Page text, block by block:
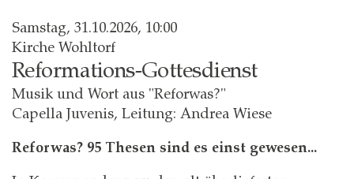
Samstag, 31.10.2026, 10:00
Kirche Wohltorf
Reformations-Gottesdienst
Musik und Wort aus "Reforwas?"
Capella Juvenis, Leitung: Andrea Wiese
Reforwas? 95 Thesen sind es einst gewesen...